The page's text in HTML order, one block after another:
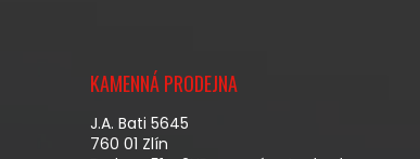
KAMENNÁ PRODEJNA
J.A. Bati 5645
760 01 Zlín